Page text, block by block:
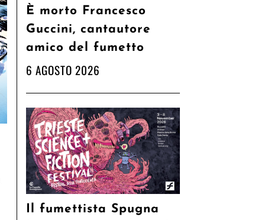
È morto Francesco
Guccini, cantautore
amico del fumetto
6 AGOSTO 2026
Il fumettista Spugna